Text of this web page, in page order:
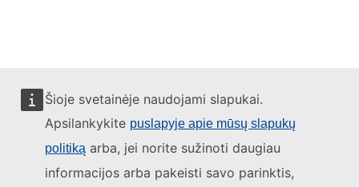
Šioje svetainėje naudojami slapukai.
Apsilankykite puslapyje apie mūsų slapukų
politiką arba, jei norite sužinoti daugiau
informacijos arba pakeisti savo parinktis,